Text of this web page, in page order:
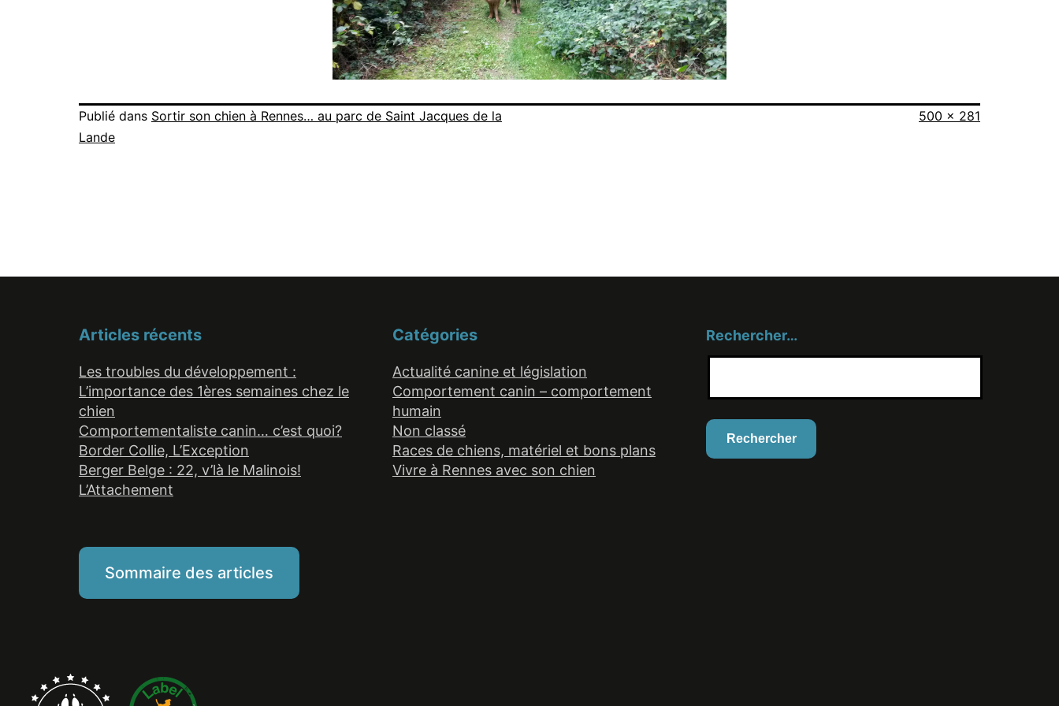
Publié dans Sortir son chien à Rennes… au parc de Saint Jacques de la
Lande
Taille
500 × 281
Articles récents
Les troubles du développement :
L’importance des 1ères semaines chez le
chien
Comportementaliste canin… c’est quoi?
Border Collie, L’Exception
Berger Belge : 22, v’là le Malinois!
L’Attachement
Catégories
Actualité canine et législation
Comportement canin – comportement
humain
Non classé
Races de chiens, matériel et bons plans
Vivre à Rennes avec son chien
Rechercher…
Sommaire des articles